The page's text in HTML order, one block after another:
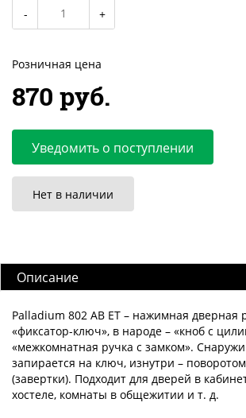
Розничная цена
870 руб.
Уведомить о поступлении
Нет в наличии
Описание
Palladium 802 AB ET – нажимная дверная
«фиксатор-ключ», в народе – «кноб с
«межкомнатная ручка с замком».
запирается на ключ, изнутри –
(завертки). Подходит для дверей в
хостеле, комнаты в общежитии и т. д.